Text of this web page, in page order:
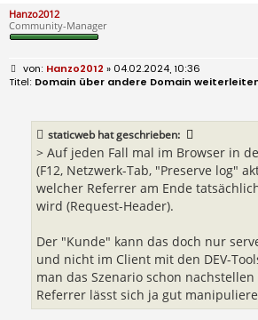
Hanzo2012
Community-Manager
B
e
Hanzo2012 » 04.02.2024, 10:36
Domain über andere Domain
staticwebhat geschrieben:
> Auf jeden Fall mal im Browser in
(F12, Netzwerk-Tab, "Preserve log"
welcher Referrer am Ende
wird (Request-Header).
Der "Kunde" kann das doch nur
und nicht im Client mit den DEV-
man das Szenario schon
Referrer lässt sich ja gut